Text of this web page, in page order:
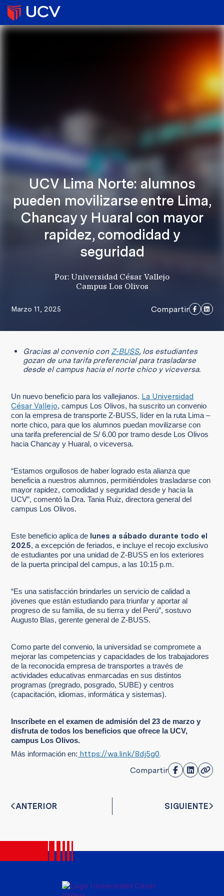
UCV Lima Norte: alumnos
pueden movilizarse entre Lima,
Chancay y Huaral con mayor
rapidez, comodidad y
seguridad
Por: Universidad César Vallejo
Campus Los Olivos
Marzo 11, 2025 Compartir
Gracias al convenio con Z-BUSS, los estudiantes
gozan de una tarifa preferencial para trasladarse
desde el campus hacia el norte chico y viceversa.
Un nuevo beneficio para los vallejianos. La Universidad
César Vallejo, campus Los Olivos, ha suscrito un convenio
con la empresa de transporte Z-BUSS, líder en la ruta Lima –
norte chico, para que los alumnos puedan movilizarse con
una tarifa preferencial de S/ 6.00 por tramo desde Los Olivos
hacia Chancay y Huaral, o viceversa.
“Estamos orgullosos de haber logrado esta alianza que
beneficia a nuestros alumnos, permitiéndoles trasladarse con
mayor rapidez, comodidad y seguridad desde y hacia la
UCV”, comentó la Dra. Tania Ruiz, directora general del
campus Los Olivos.
Este beneficio aplica de lunes a sábado durante todo el
2025, a excepción de feriados, e incluye el recojo exclusivo
de estudiantes por una unidad de Z-BUSS en los exteriores
de la puerta principal del campus, a las 10:15 p.m.
“Es una satisfacción brindarles un servicio de calidad a
jóvenes que están estudiando para triunfar y aportar al
progreso de su familia, de su tierra y del Perú”, sostuvo
Augusto Blas, gerente general de Z-BUSS.
Como parte del convenio, la universidad se compromete a
mejorar las competencias y capacidades de los trabajadores
de la reconocida empresa de transportes a través de
actividades educativas enmarcadas en sus distintos
programas (pregrado, posgrado, SUBE) y centros
(capacitación, idiomas, informática y sistemas).
Inscríbete en el examen de admisión del 23 de marzo y
disfruta de todos los beneficios que ofrece la UCV,
campus Los Olivos.
Más información en: https://wa.link/8dj5g0.
Compartir
ANTERIOR SIGUIENTE